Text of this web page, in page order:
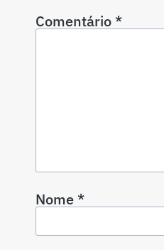
Comentário*
Nome*